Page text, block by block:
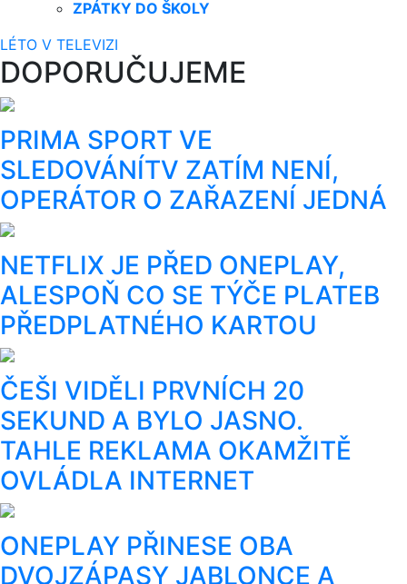
ZPÁTKY DO ŠKOLY
LÉTO V TELEVIZI
DOPORUČUJEME
PRIMA SPORT VE
SLEDOVÁNÍTV ZATÍM NENÍ,
OPERÁTOR O ZAŘAZENÍ JEDNÁ
NETFLIX JE PŘED ONEPLAY,
ALESPOŇ CO SE TÝČE PLATEB
PŘEDPLATNÉHO KARTOU
ČEŠI VIDĚLI PRVNÍCH 20
SEKUND A BYLO JASNO.
TAHLE REKLAMA OKAMŽITĚ
OVLÁDLA INTERNET
ONEPLAY PŘINESE OBA
DVOJZÁPASY JABLONCE A